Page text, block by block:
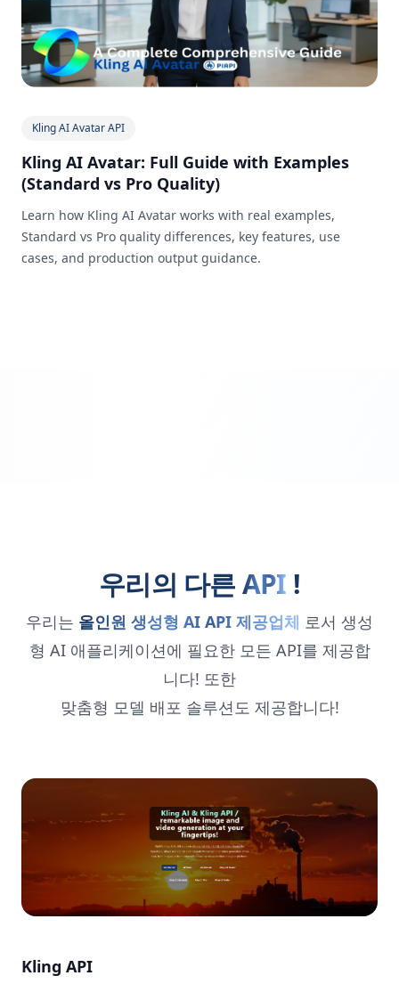
Kling AI Avatar API
Kling AI Avatar: Full Guide with Examples
(Standard vs Pro Quality)
Learn how Kling AI Avatar works with real examples,
Standard vs Pro quality differences, key features, use
cases, and production output guidance.
우리의 다른API !
우리는 올인원 생성형 AI API 제공업체 로서 생성
형 AI 애플리케이션에 필요한 모든 API를 제공합
니다! 또한
맞춤형 모델 배포 솔루션도 제공합니다!
Kling API